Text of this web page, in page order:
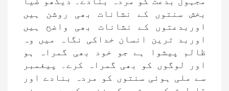
بخش سنتوں کے نشانات بھی روشن ہیں
اوربدعتوں کے نشانات بھی واضح ہیں
اوربد ترین انسان خداکی نگاہ میں وہ
ظالم پیشوا ہے جو خود بھی گمراہ ہو
اور لوگوں کو بھی گمراہ کرے۔ پیغمبر
سے ملی ہوئی سنتوں کو مردہ بنادے اور